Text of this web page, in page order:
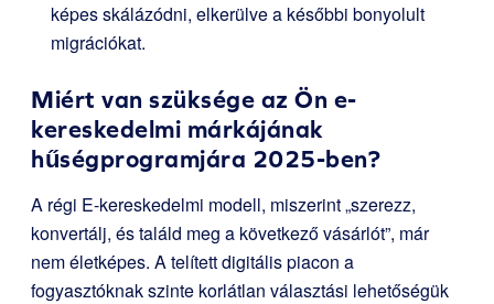
képes skálázódni, elkerülve a későbbi bonyolult
migrációkat.
Miért van szüksége az Ön e-
kereskedelmi márkájának
hűségprogramjára 2025-ben?
A régi E-kereskedelmi modell, miszerint „szerezz,
konvertálj, és találd meg a következő vásárlót”, már
nem életképes. A telített digitális piacon a
fogyasztóknak szinte korlátlan választási lehetőségük